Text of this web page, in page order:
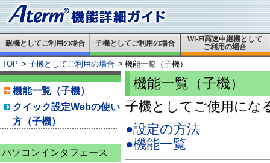
親機としてご利用の場合 子機としてご利用の場合
Wi-Fi高速中継機として
ご利用の場合
TOP > 子機としてご利用の場合 > 機能一覧（子機）
機能一覧（子機）
クイック設定Webの使い
方（子機）
パソコンインタフェース
機能一覧（子機）
子機としてご使用にな
●設定の方法
●機能一覧